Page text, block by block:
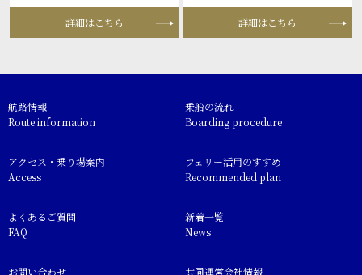
詳細はこちら 詳細はこちら
航路情報
Route information
乗船の流れ
Boarding procedure
アクセス・乗り場案内
Access
フェリー活用のすすめ
Recommended plan
よくあるご質問
FAQ
新着一覧
News
お問い合わせ 共同運営会社情報